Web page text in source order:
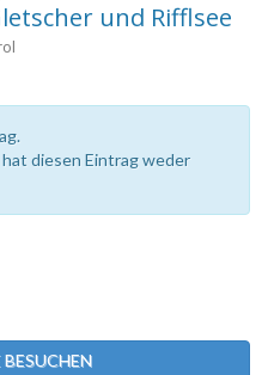
und Rifflsee
diesen Eintrag weder